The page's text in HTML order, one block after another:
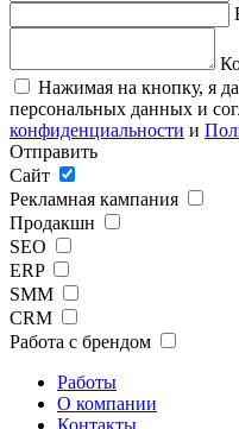
Нажимая на кнопку, я
персональных данных и
конфиденциальности и
Отправить
Сайт
Рекламная кампания
Продакшн
SEO
ERP
SMM
CRM
Работа с брендом
Работы
О компании
Контакты